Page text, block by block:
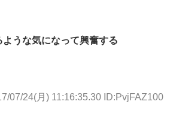
うな気になって興奮する
07/24(月) 11:16:35.30 ID:PvjFAZ100